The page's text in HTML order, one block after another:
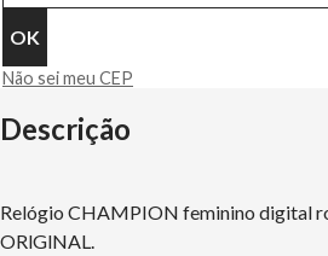
Não sei meu CEP
Descrição
Relógio CHAMPION feminino digital
ORlGlNAL.